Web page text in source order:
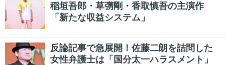
稲垣吾郎・草彅剛・香取慎吾の主演作
「新たな収益システム」
反論記事で急展開！佐藤二朗を詰問した
女性弁護士は「国分太一ハラスメント」